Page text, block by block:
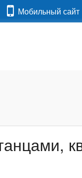
Мобильный сайт